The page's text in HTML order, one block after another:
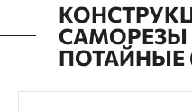
САМОРЕЗЫ
ПОТАЙНЫЕ